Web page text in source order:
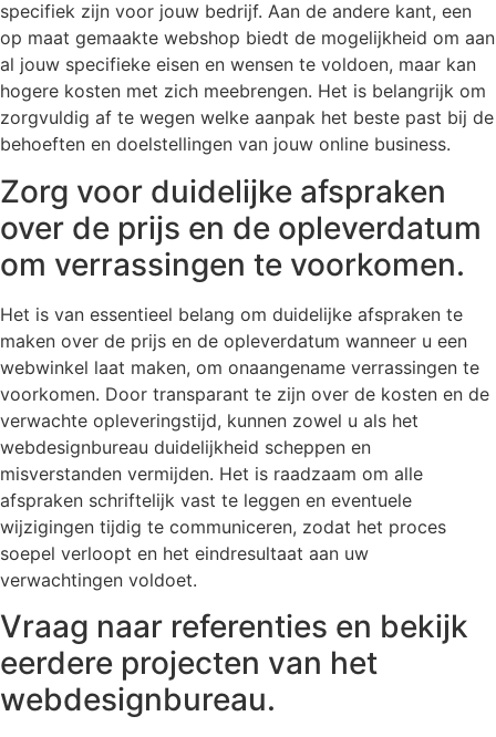
specifiek zijn voor jouw bedrijf. Aan de andere kant, een
op maat gemaakte webshop biedt de mogelijkheid om aan
al jouw specifieke eisen en wensen te voldoen, maar kan
hogere kosten met zich meebrengen. Het is belangrijk om
zorgvuldig af te wegen welke aanpak het beste past bij de
behoeften en doelstellingen van jouw online business.
Zorg voor duidelijke afspraken
over de prijs en de opleverdatum
om verrassingen te voorkomen.
Het is van essentieel belang om duidelijke afspraken te
maken over de prijs en de opleverdatum wanneer u een
webwinkel laat maken, om onaangename verrassingen te
voorkomen. Door transparant te zijn over de kosten en de
verwachte opleveringstijd, kunnen zowel u als het
webdesignbureau duidelijkheid scheppen en
misverstanden vermijden. Het is raadzaam om alle
afspraken schriftelijk vast te leggen en eventuele
wijzigingen tijdig te communiceren, zodat het proces
soepel verloopt en het eindresultaat aan uw
verwachtingen voldoet.
Vraag naar referenties en bekijk
eerdere projecten van het
webdesignbureau.